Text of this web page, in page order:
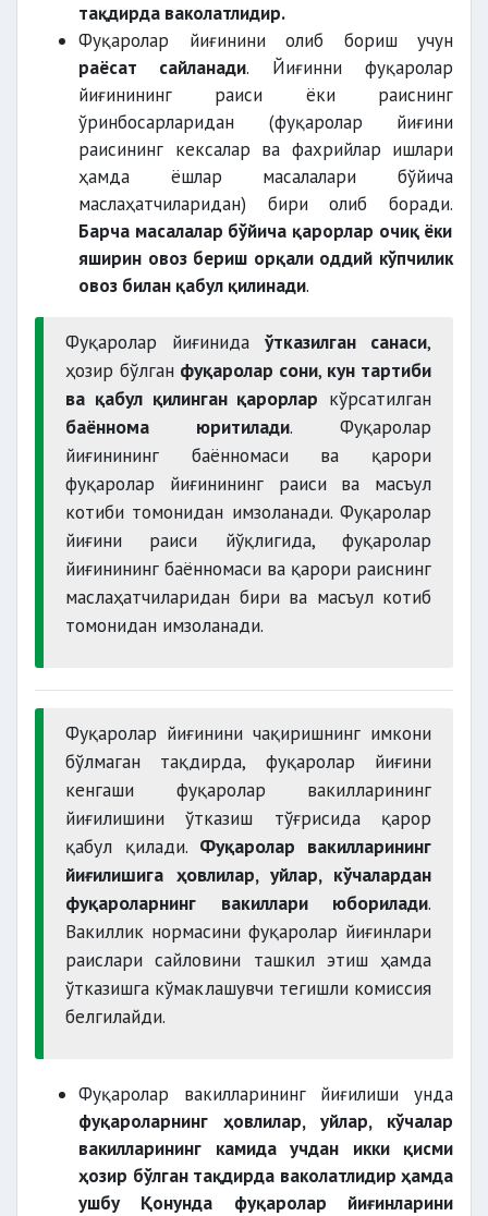
тақдирда ваколатлидир.
Фуқаролар йиғинини олиб бориш учун
раёсат сайланади. Йиғинни фуқаролар
йиғинининг раиси ёки раиснинг
ўринбосарларидан (фуқаролар йиғини
раисининг кексалар ва фахрийлар ишлари
ҳамда ёшлар масалалари бўйича
маслаҳатчиларидан) бири олиб боради.
Барча масалалар бўйича қарорлар очиқ ёки
яширин овоз бериш орқали оддий кўпчилик
овоз билан қабул қилинади.
Фуқаролар йиғинида ўтказилган санаси,
ҳозир бўлган фуқаролар сони, кун тартиби
ва қабул қилинган қарорлар кўрсатилган
баённома юритилади. Фуқаролар
йиғинининг баённомаси ва қарори
фуқаролар йиғинининг раиси ва масъул
котиби томонидан имзоланади. Фуқаролар
йиғини раиси йўқлигида, фуқаролар
йиғинининг баённомаси ва қарори раиснинг
маслаҳатчиларидан бири ва масъул котиб
томонидан имзоланади.
Фуқаролар йиғинини чақиришнинг имкони
бўлмаган тақдирда, фуқаролар йиғини
кенгаши фуқаролар вакилларининг
йиғилишини ўтказиш тўғрисида қарор
қабул қилади. Фуқаролар вакилларининг
йиғилишига ҳовлилар, уйлар, кўчалардан
фуқароларнинг вакиллари юборилади.
Вакиллик нормасини фуқаролар йиғинлари
раислари сайловини ташкил этиш ҳамда
ўтказишга кўмаклашувчи тегишли комиссия
белгилайди.
Фуқаролар вакилларининг йиғилиши унда
фуқароларнинг ҳовлилар, уйлар, кўчалар
вакилларининг камида учдан икки қисми
ҳозир бўлган тақдирда ваколатлидир ҳамда
ушбу Қонунда фуқаролар йиғинларини